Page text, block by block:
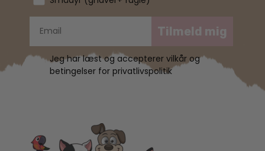
Tilmeld mig
Jeg har læst og accepterer vilkår og
betingelser for privatlivspolitik